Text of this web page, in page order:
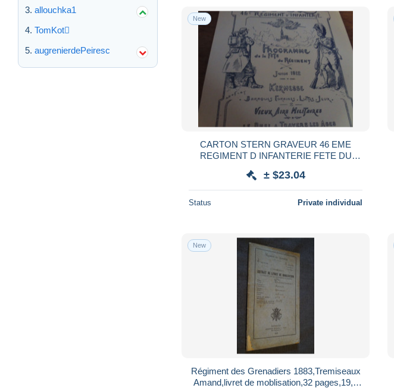
allouchka1
TomKot
augrenierdePeiresc
New
CARTON STERN GRAVEUR 46 EME
REGIMENT D INFANTERIE FETE DU
FORAINES LUTTES DUFLOT ILLUS
± $23.04
Status Private individual
New
Régiment des Grenadiers 1883,Tremiseaux
Amand,livret de moblisation,32 pages,19,5